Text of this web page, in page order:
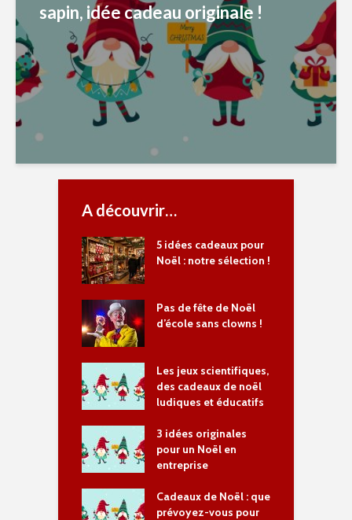
sapin, idée cadeau originale !
A découvrir…
5 idées cadeaux pour
Noël : notre sélection !
Pas de fête de Noël
d’école sans clowns !
Les jeux scientifiques,
des cadeaux de noël
ludiques et éducatifs
3 idées originales
pour un Noël en
entreprise
Cadeaux de Noël : que
prévoyez-vous pour